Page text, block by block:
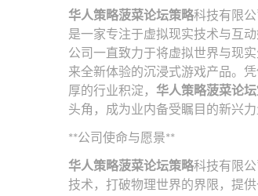
华人策略菠菜论坛策略科技有限
是一家专注于虚拟现实技术与互
公司一直致力于将虚拟世界与现
来全新体验的沉浸式游戏产品。
厚的行业积淀， 华人策略菠菜论
头角，成为业内备受瞩目的新兴力
**公司使命与愿景**
华人策略菠菜论坛策略科技有限
技术，打破物理世界的界限，提